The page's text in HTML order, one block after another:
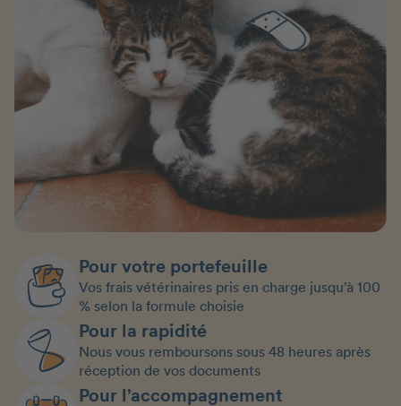
Pour votre portefeuille
Vos frais vétérinaires pris en charge jusqu’à 100
% selon la formule choisie
Pour la rapidité
Nous vous remboursons sous 48 heures après
réception de vos documents
Pour l’accompagnement